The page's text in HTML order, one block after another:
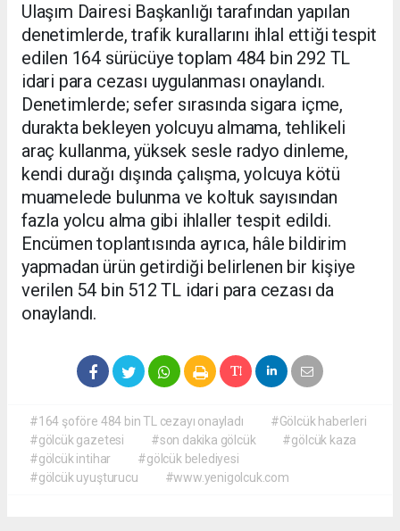
Ulaşım Dairesi Başkanlığı tarafından yapılan
denetimlerde, trafik kurallarını ihlal ettiği tespit
edilen 164 sürücüye toplam 484 bin 292 TL
idari para cezası uygulanması onaylandı.
Denetimlerde; sefer sırasında sigara içme,
durakta bekleyen yolcuyu almama, tehlikeli
araç kullanma, yüksek sesle radyo dinleme,
kendi durağı dışında çalışma, yolcuya kötü
muamelede bulunma ve koltuk sayısından
fazla yolcu alma gibi ihlaller tespit edildi.
Encümen toplantısında ayrıca, hâle bildirim
yapmadan ürün getirdiği belirlenen bir kişiye
verilen 54 bin 512 TL idari para cezası da
onaylandı.
#164 şoföre 484 bin TL cezayı onayladı
#Gölcük haberleri
#gölcük gazetesi
#son dakika gölcük
#gölcük kaza
#gölcük intihar
#gölcük belediyesi
#gölcük uyuşturucu
#www.yenigolcuk.com